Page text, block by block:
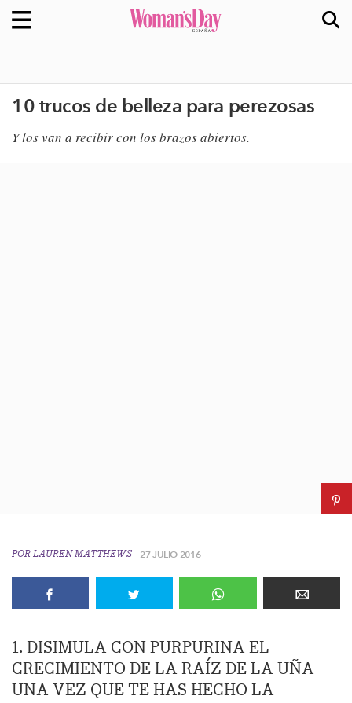
10 trucos de belleza para perezosas
Y los van a recibir con los brazos abiertos.
POR LAUREN MATTHEWS 27 JULIO 2016
1. DISIMULA CON PURPURINA EL
CRECIMIENTO DE LA RAÍZ DE LA UÑA
UNA VEZ QUE TE HAS HECHO LA